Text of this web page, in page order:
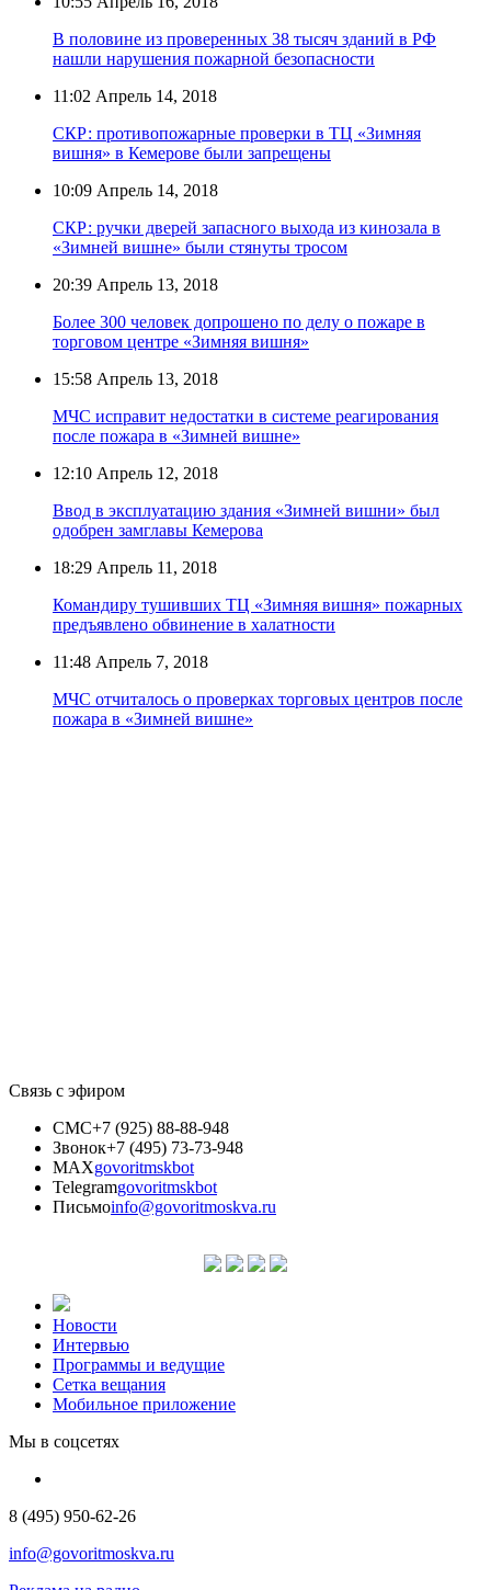
В половине из проверенных 38 тысяч зданий в РФ
нашли нарушения пожарной безопасности
11:02 Апрель 14, 2018
СКР: противопожарные проверки в ТЦ «Зимняя
вишня» в Кемерове были запрещены
10:09 Апрель 14, 2018
СКР: ручки дверей запасного выхода из кинозала в
«Зимней вишне» были стянуты тросом
20:39 Апрель 13, 2018
Более 300 человек допрошено по делу о пожаре в
торговом центре «Зимняя вишня»
15:58 Апрель 13, 2018
МЧС исправит недостатки в системе реагирования
после пожара в «Зимней вишне»
12:10 Апрель 12, 2018
Ввод в эксплуатацию здания «Зимней вишни» был
одобрен замглавы Кемерова
18:29 Апрель 11, 2018
Командиру тушивших ТЦ «Зимняя вишня» пожарных
предъявлено обвинение в халатности
11:48 Апрель 7, 2018
МЧС отчиталось о проверках торговых центров после
пожара в «Зимней вишне»
Связь с эфиром
СМС+7 (925) 88-88-948
Звонок+7 (495) 73-73-948
MAXgovoritmskbot
Telegramgovoritmskbot
Письмоinfo@govoritmoskva.ru
Новости
Интервью
Программы и ведущие
Сетка вещания
Мобильное приложение
Мы в соцсетях
8 (495) 950-62-26
info@govoritmoskva.ru